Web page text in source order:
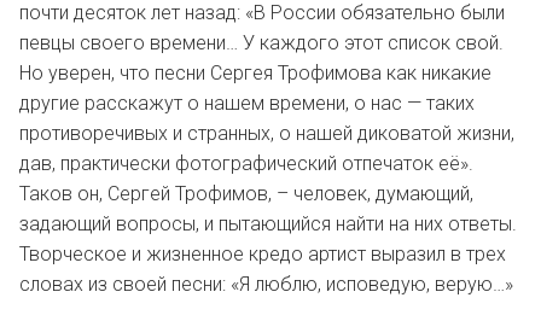
почти десяток лет назад: «В России обязательно были
певцы своего времени… У каждого этот список свой.
Но уверен, что песни Сергея Трофимова как никакие
другие расскажут о нашем времени, о нас — таких
противоречивых и странных, о нашей диковатой жизни,
дав, практически фотографический отпечаток её».
Таков он, Сергей Трофимов, – человек, думающий,
задающий вопросы, и пытающийся найти на них ответы.
Творческое и жизненное кредо артист выразил в трех
словах из своей песни: «Я люблю, исповедую, верую…»